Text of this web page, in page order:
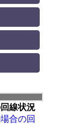
線状況
合の回